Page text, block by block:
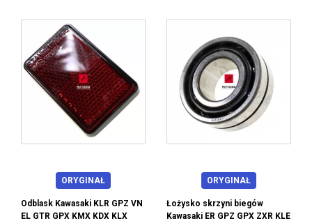
ORYGINAŁ
Odblask Kawasaki KLR GPZ VN
EL GTR GPX KMX KDX KLX
ORYGINAŁ
Łożysko skrzyni biegów
Kawasaki ER GPZ GPX ZXR KLE